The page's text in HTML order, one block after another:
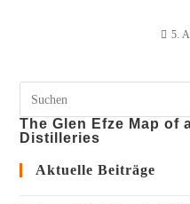
5.
The Glen Efze Map of
Distilleries
Aktuelle Beiträge